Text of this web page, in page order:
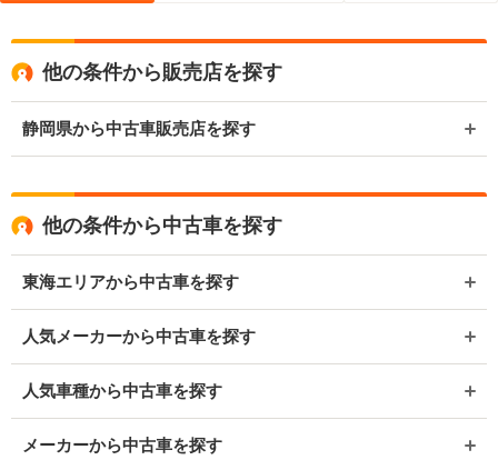
他の条件から販売店を探す
静岡県から中古車販売店を探す
他の条件から中古車を探す
東海エリアから中古車を探す
人気メーカーから中古車を探す
人気車種から中古車を探す
メーカーから中古車を探す